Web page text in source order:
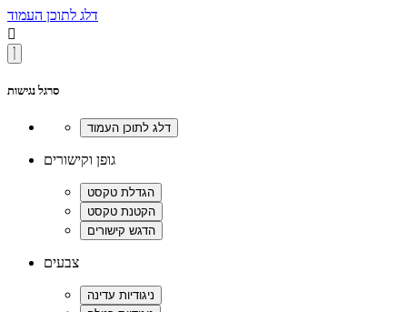
דלג לתוכן העמוד

סרגל נגישות
גופן וקישורים
צבעים